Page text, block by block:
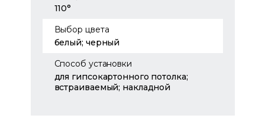
110°
Выбор цвета
белый; черный
Способ установки
для гипсокартонного потолка;
встраиваемый; накладной